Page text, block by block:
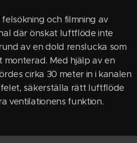
och filmning av
där önskat luftflöde inte
av en dold renslucka som
monterad. Med hjälp av en
cirka 30 meter in i kanalen
säkerställa rätt luftflöde
ventilationens funktion.